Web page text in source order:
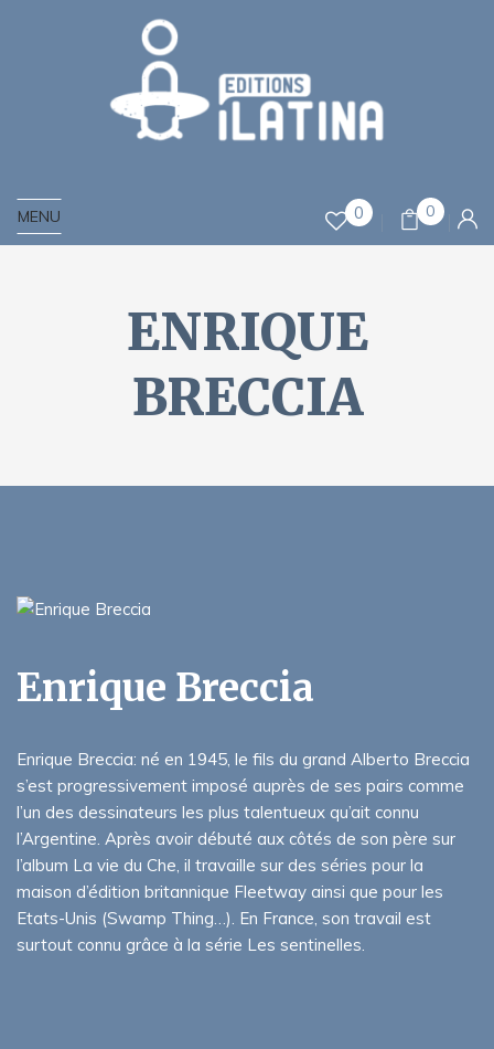
MENU 0 0
ENRIQUE
BRECCIA
Enrique Breccia
Enrique Breccia: né en 1945, le fils du grand Alberto Breccia
s’est progressivement imposé auprès de ses pairs comme
l’un des dessinateurs les plus talentueux qu’ait connu
l’Argentine. Après avoir débuté aux côtés de son père sur
l’album La vie du Che, il travaille sur des séries pour la
maison d’édition britannique Fleetway ainsi que pour les
Etats-Unis (Swamp Thing…). En France, son travail est
surtout connu grâce à la série Les sentinelles.